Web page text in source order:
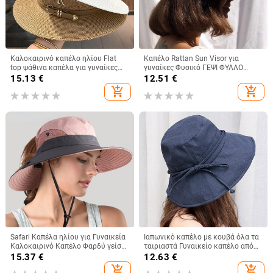
Καλοκαιρινό καπέλο ηλίου Flat
top ψάθινα καπέλα για γυναίκες
Νέο μεταλλικό γράμμα R Μοδάτο
Γυναικεία Καπέλο για διακοπές
15.13 €
add_shopping_cart
Καπέλο Rattan Sun Visor για
γυναίκες Φυσικό ΓΕΨΙ ΦΥΛΛΟ
ΦΟΙΝΑΚΗΣ Φαρδύ γείσο
αντηλιακό καπέλο για κορίτσια
Καλοκαιρινό ψάθινο καπέλο
12.51 €
add_shopping_cart
Safari Καπέλα ηλίου για Γυναικεία
Καλοκαιρινό Καπέλο Φαρδύ γείσο
προστασίας από υπεριώδη
15.37 €
add_shopping_cart
Ιαπωνικό καπέλο με κουβά όλα τα
ταιριαστά Γυναικείο καπέλο από
βαμβακερό καπέλο με φιόγκο με
12.63 €
add_shopping_cart